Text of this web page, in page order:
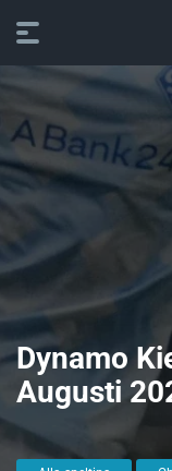
Dynamo
Augusti